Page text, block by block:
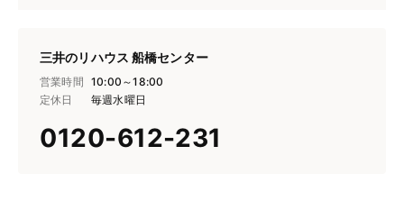
三井のリハウス 船橋センター
営業時間 10:00～18:00
定休日
毎週水曜日
0120-612-231